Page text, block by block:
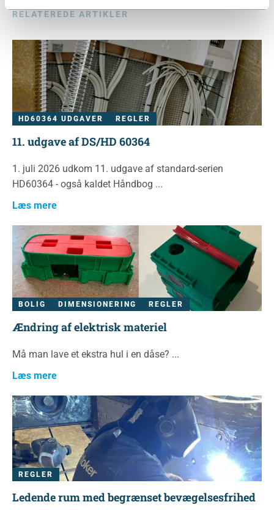
RELATEREDE ARTIKLER
HD60364 UDGAVER REGLER
11. udgave af DS/HD 60364
1. juli 2026 udkom 11. udgave af standard-serien
HD60364 - også kaldet Håndbog
Læs mere
BOLIG DIMENSIONERING REGLER
Ændring af elektrisk materiel
Må man lave et ekstra hul i en dåse?
Læs mere
REGLER
Ledende rum med begrænset bevægelsesfrihed